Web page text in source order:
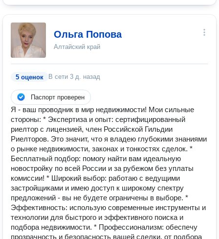
Ольга Попова
Алтайский край
5 оценок В сети 3 д. назад
Паспорт проверен
Я - ваш проводник в мир недвижимости! Мои сильные
стороны: * Экспертиза и опыт: сертифицированный
риелтор с лицензией, член Российской Гильдии
Риелторов. Это значит, что я владею глубокими знаниями
о рынке недвижимости, законах и тонкостях сделок. *
Бесплатный подбор: помогу найти вам идеальную
новостройку по всей России и за рубежом без уплаты
комиссии! * Широкий выбор: работаю с ведущими
застройщиками и имею доступ к широкому спектру
предложений - вы не будете ограничены в выборе. *
Эффективность: использую современные инструменты и
технологии для быстрого и эффективного поиска и
подбора недвижимости. * Профессионализм: обеспечу
прозрачность и безопасность вашей сделки, от подбора